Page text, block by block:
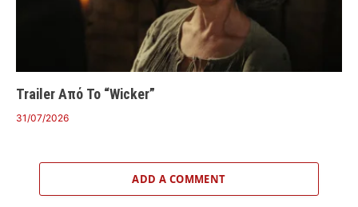
Trailer Από Το “Wicker”
31/07/2026
ADD A COMMENT